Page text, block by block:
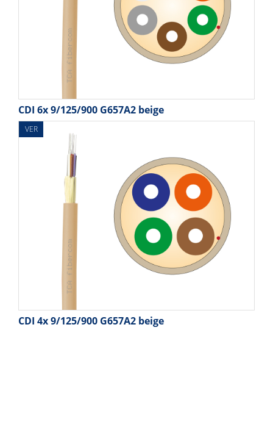
CDI 6x 9/125/900 G657A2 beige
VER
CDI 4x 9/125/900 G657A2 beige